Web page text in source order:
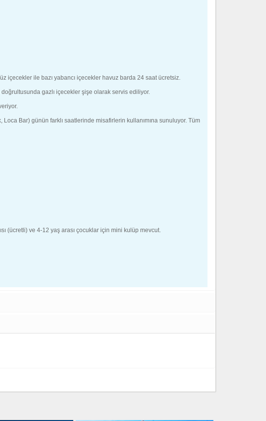
içecekler ile bazı yabancı içecekler havuz barda 24 saat ücretsiz.
gazlı içecekler şişe olarak servis ediliyor.
Bar) günün farklı saatlerinde misafirlerin kullanımına sunuluyor. Tüm
(ücretli) ve 4-12 yaş arası çocuklar için mini kulüp mevcut.